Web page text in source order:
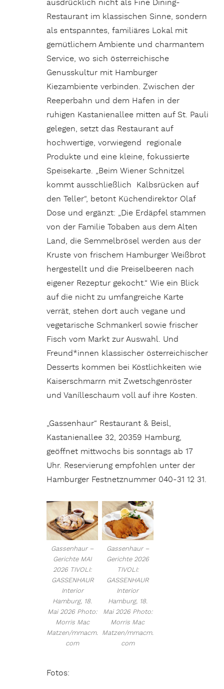
ausdrücklich nicht als Fine Dining-
Restaurant im klassischen Sinne, sondern
als entspanntes, familiäres Lokal mit
gemütlichem Ambiente und charmantem
Service, wo sich österreichische
Genusskultur mit Hamburger
Kiezambiente verbinden. Zwischen der
Reeperbahn und dem Hafen in der
ruhigen Kastanienallee mitten auf St. Pauli
gelegen, setzt das Restaurant auf
hochwertige, vorwiegend regionale
Produkte und eine kleine, fokussierte
Speisekarte. „Beim Wiener Schnitzel
kommt ausschließlich Kalbsrücken auf
den Teller“, betont Küchendirektor Olaf
Dose und ergänzt: „Die Erdäpfel stammen
von der Familie Tobaben aus dem Alten
Land, die Semmelbrösel werden aus der
Kruste von frischem Hamburger Weißbrot
hergestellt und die Preiselbeeren nach
eigener Rezeptur gekocht.“ Wie ein Blick
auf die nicht zu umfangreiche Karte
verrät, stehen dort auch vegane und
vegetarische Schmankerl sowie frischer
Fisch vom Markt zur Auswahl. Und
Freund*innen klassischer österreichischer
Desserts kommen bei Köstlichkeiten wie
Kaiserschmarrn mit Zwetschgenröster
und Vanílleschaum voll auf ihre Kosten.
„Gassenhaur“ Restaurant & Beisl,
Kastanienallee 32, 20359 Hamburg,
geöffnet mittwochs bis sonntags ab 17
Uhr. Reservierung empfohlen unter der
Hamburger Festnetznummer 040-31 12 31.
Gassenhaur –
Gerichte MAI
2026 TIVOLI:
GASSENHAUR
Interior
Hamburg, 18.
Mai 2026 Photo:
Morris Mac
Matzen/mmacm.
com
Gassenhaur –
Gerichte 2026
TIVOLI:
GASSENHAUR
Interior
Hamburg, 18.
Mai 2026 Photo:
Morris Mac
Matzen/mmacm.
com
Fotos: